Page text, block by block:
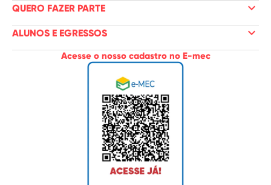
QUERO FAZER PARTE keyboard_arrow_down
ALUNOS E EGRESSOS keyboard_arrow_down
Acesse o nosso cadastro no E-mec